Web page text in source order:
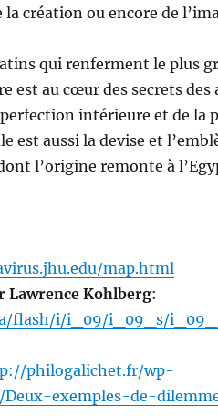
la création ou encore de
qui renferment le plus
est au cœur des secrets
intérieure et de la
est aussi la devise et
l’origine remonte à
map.html
Lawrence Kohlberg:
flash/i/i_09/i_09_s/
philogalichet.fr/wp-
exemples-de-